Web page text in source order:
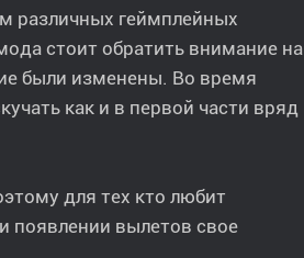
различных геймплейных
стоит обратить внимание на
были изменены. Во время
как и в первой части вряд
для тех кто любит
вылетов свое